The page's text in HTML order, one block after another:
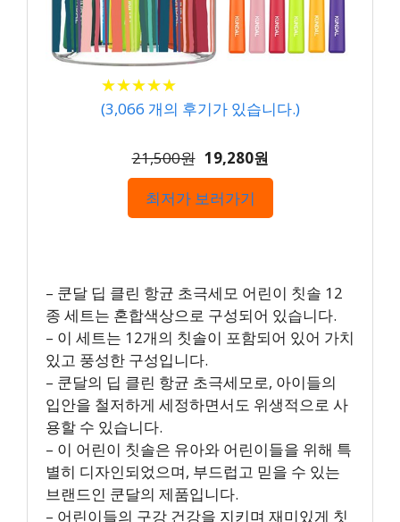
★★★★★
★★★★★
(3,066 개의 후기가 있습니다.)
21,500원 19,280원
최저가 보러가기
– 쿤달 딥 클린 항균 초극세모 어린이 칫솔 12
종 세트는 혼합색상으로 구성되어 있습니다.
– 이 세트는 12개의 칫솔이 포함되어 있어 가치
있고 풍성한 구성입니다.
– 쿤달의 딥 클린 항균 초극세모로, 아이들의
입안을 철저하게 세정하면서도 위생적으로 사
용할 수 있습니다.
– 이 어린이 칫솔은 유아와 어린이들을 위해 특
별히 디자인되었으며, 부드럽고 믿을 수 있는
브랜드인 쿤달의 제품입니다.
– 어린이들의 구강 건강을 지키며 재미있게 칫